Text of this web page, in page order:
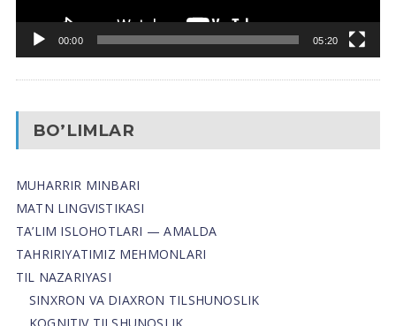
00:00 05:20
BO’LIMLAR
MUHARRIR MINBARI
MATN LINGVISTIKASI
TA’LIM ISLOHOTLARI — AMALDA
TAHRIRIYATIMIZ MEHMONLARI
TIL NAZARIYASI
SINXRON VA DIAXRON TILSHUNOSLIK